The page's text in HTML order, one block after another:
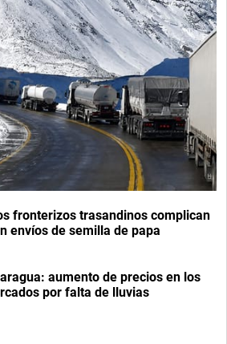
fronterizos trasandinos complican
envíos de semilla de papa
aumento de precios en los
por falta de lluvias